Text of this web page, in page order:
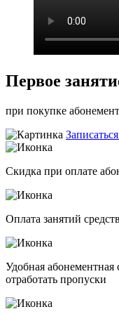
Первое
при покупке
Скидка при оплате
Оплата занятий
Удобная
отработать пропуски